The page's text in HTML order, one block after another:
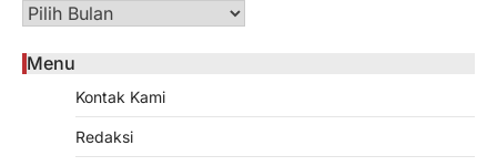
Arsip
Menu
Kontak Kami
Redaksi